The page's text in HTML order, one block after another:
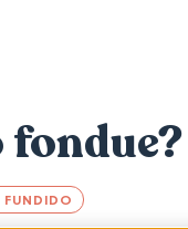
fondue?
FUNDIDO